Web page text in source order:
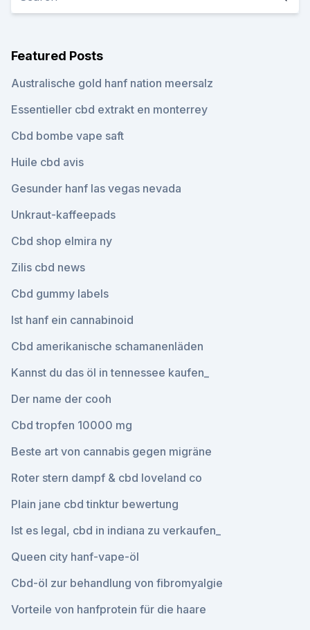
Featured Posts
Australische gold hanf nation meersalz
Essentieller cbd extrakt en monterrey
Cbd bombe vape saft
Huile cbd avis
Gesunder hanf las vegas nevada
Unkraut-kaffeepads
Cbd shop elmira ny
Zilis cbd news
Cbd gummy labels
Ist hanf ein cannabinoid
Cbd amerikanische schamanenläden
Kannst du das öl in tennessee kaufen_
Der name der cooh
Cbd tropfen 10000 mg
Beste art von cannabis gegen migräne
Roter stern dampf & cbd loveland co
Plain jane cbd tinktur bewertung
Ist es legal, cbd in indiana zu verkaufen_
Queen city hanf-vape-öl
Cbd-öl zur behandlung von fibromyalgie
Vorteile von hanfprotein für die haare